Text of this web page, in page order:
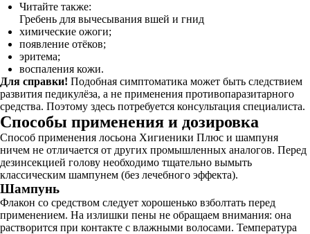
Читайте также:
Гребень для вычесывания вшей и гнид
химические ожоги;
появление отёков;
эритема;
воспаления кожи.
Для справки! Подобная симптоматика может быть следствием
развития педикулёза, а не применения противопаразитарного
средства. Поэтому здесь потребуется консультация специалиста.
Способы применения и дозировка
Способ применения лосьона Хигиеники Плюс и шампуня
ничем не отличается от других промышленных аналогов. Перед
дезинсекцией голову необходимо тщательно вымыть
классическим шампунем (без лечебного эффекта).
Шампунь
Флакон со средством следует хорошенько взболтать перед
применением. На излишки пены не обращаем внимания: она
растворится при контакте с влажными волосами. Температура